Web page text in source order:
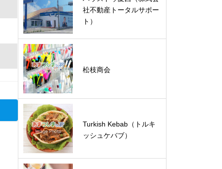
社不動産トータルサポー
ト）
松枝商会
Turkish Kebab（トルキ
ッシュケバブ）